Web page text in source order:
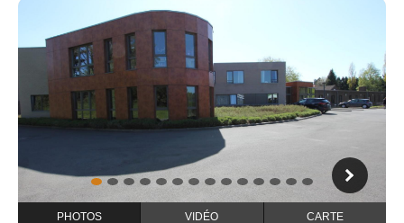
1 2 3 4 5 6 7 8 9 1011121314
ouvrir dans Google Maps
PHOTOS VIDÉO CARTE